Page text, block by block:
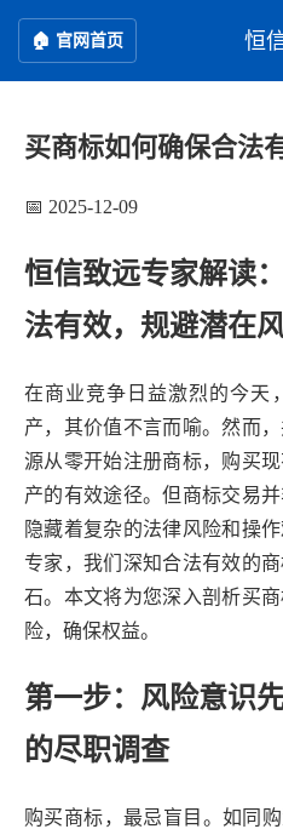
🏠 官网首页 恒
买商标如何确保合法
📅 2025-12-09
恒信致远专家解读
法有效，规避潜在
在商业竞争日益激烈的今天
产，其价值不言而喻。然而
源从零开始注册商标，购买
产的有效途径。但商标交易
隐藏着复杂的法律风险和操
专家，我们深知合法有效的
石。本文将为您深入剖析买
险，确保权益。
第一步：风险意识
的尽职调查
购买商标，最忌盲目。如同